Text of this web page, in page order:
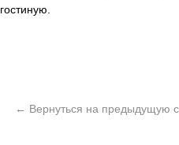
гостиную.
Офисная мебель